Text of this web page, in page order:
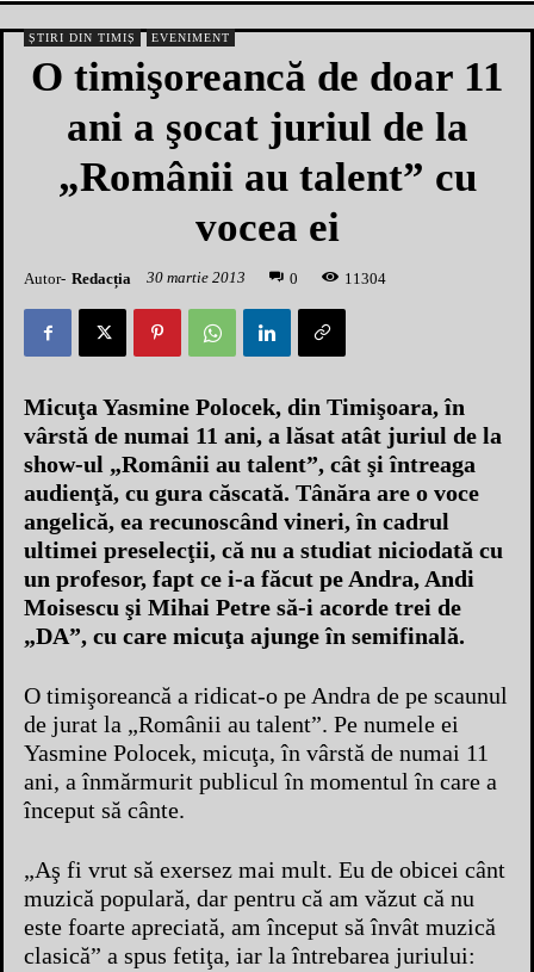
ȘTIRI DIN TIMIȘ EVENIMENT
O timişoreancă de doar 11
ani a şocat juriul de la
„Românii au talent” cu
vocea ei
Autor- Redacția 30 martie 2013 0 1 1304
Micuţa Yasmine Polocek, din Timişoara, în
vârstă de numai 11 ani, a lăsat atât juriul de la
show-ul „Românii au talent”, cât şi întreaga
audienţă, cu gura căscată. Tânăra are o voce
angelică, ea recunoscând vineri, în cadrul
ultimei preselecţii, că nu a studiat niciodată cu
un profesor, fapt ce i-a făcut pe Andra, Andi
Moisescu şi Mihai Petre să-i acorde trei de
„DA”, cu care micuţa ajunge în semifinală.
O timişoreancă a ridicat-o pe Andra de pe scaunul
de jurat la „Românii au talent”. Pe numele ei
Yasmine Polocek, micuţa, în vârstă de numai 11
ani, a înmărmurit publicul în momentul în care a
început să cânte.
„Aş fi vrut să exersez mai mult. Eu de obicei cânt
muzică populară, dar pentru că am văzut că nu
este foarte apreciată, am început să învât muzică
clasică” a spus fetiţa, iar la întrebarea juriului: